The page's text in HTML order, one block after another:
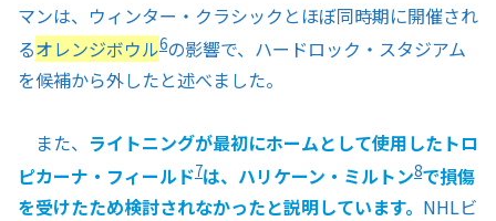
マンは、ウィンター・クラシックとほぼ同時期に開催され
るオレンジボウル6の影響で、ハードロック・スタジアム
を候補から外したと述べました。
また、 ライトニングが最初にホームとして使用したトロ
ピカーナ・フィールド7は、ハリケーン・ミルトン8で損傷
を受けたため検討されなかったと説明しています。 NHLビ